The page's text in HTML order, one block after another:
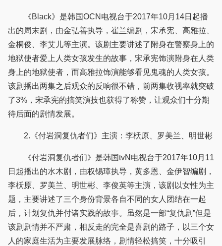
《Black》是韩国OCN电视台于2017年10月14日起播
出的周末剧，由金弘善执导，崔兰编剧，宋承宪、高雅拉、
金桐俊、李艾儿等主演。该剧主要讲述了附身在警察身上的
地狱使者爱上人类女孩发生的故事，宋承宪饰演附身在人类
身上的地狱使者，而高雅拉饰演能够看见鬼魂的人类女孩。
该剧播出两集之后观众的反响很不错，前两集收视率就突破
了3%，宋承宪的搞笑演技也获得了称赞，让观众们十分期
待后面的剧情发展。
2.《付岩洞复仇者们》主演：李枖原、罗美兰、明世彬
《付岩洞复仇者们》是韩国tvN电视台于2017年10月11
日起播出的水木剧，由权锡璋执导，黄多恩、金伊智编剧，
李枖原、罗美兰、明世彬、李俊英等主演，该剧以女性为主
题，主要讲述了三个身份背景各自不同的女人团结在一起
后，计划复仇并付诸实践的故事。虽然是一部“复仇剧”但是
该剧剧情并不严肃，相反走的完全是喜剧的路子，以三个女
人的家庭生活为主要发展脉络，剧情轻松搞笑，十分吸引